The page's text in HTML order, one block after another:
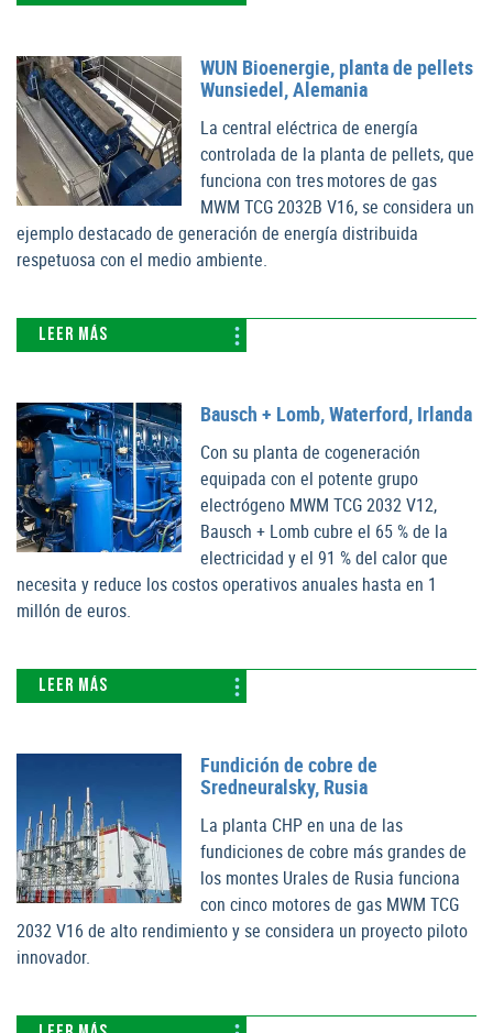
WUN Bioenergie, planta de pellets
Wunsiedel, Alemania
La central eléctrica de energía
controlada de la planta de pellets, que
funciona con tres motores de gas
MWM TCG 2032B V16, se considera un
ejemplo destacado de generación de energía distribuida
respetuosa con el medio ambiente.
LEER MÁS
Bausch + Lomb, Waterford, Irlanda
Con su planta de cogeneración
equipada con el potente grupo
electrógeno MWM TCG 2032 V12,
Bausch + Lomb cubre el 65 % de la
electricidad y el 91 % del calor que
necesita y reduce los costos operativos anuales hasta en 1
millón de euros.
LEER MÁS
Fundición de cobre de
Sredneuralsky, Rusia
La planta CHP en una de las
fundiciones de cobre más grandes de
los montes Urales de Rusia funciona
con cinco motores de gas MWM TCG
2032 V16 de alto rendimiento y se considera un proyecto piloto
innovador.